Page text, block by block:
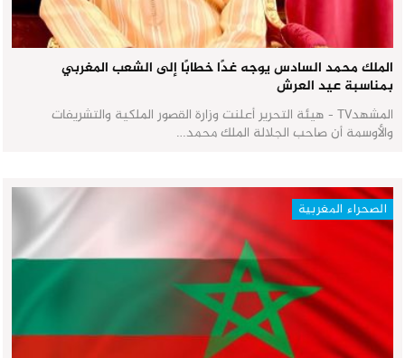
الملك محمد السادس يوجه غدًا خطابًا إلى الشعب المغربي
بمناسبة عيد العرش
المشهدTV - هيئة التحرير أعلنت وزارة القصور الملكية والتشريفات
والأوسمة أن صاحب الجلالة الملك محمد…
الصحراء المغربية